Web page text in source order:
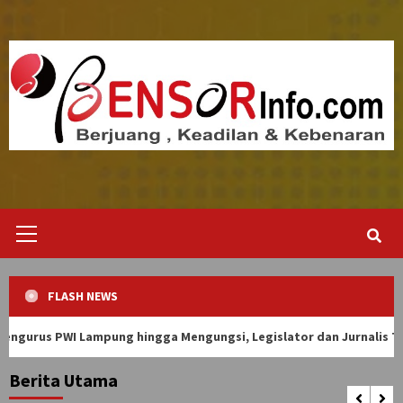
content
Menu
FLASH NEWS
hingga Mengungsi, Legislator dan Jurnalis Turun
Berita Utama